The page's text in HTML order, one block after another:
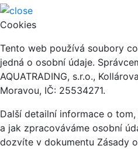
Cookies
Tento web používá soubory
jedná o osobní údaje.
AQUATRADING, s.r.o.,
Moravou, IČ: 25534271.
Další detailní informace o
a jak zpracováváme osobní
dozvíte v dokumentu Zásady